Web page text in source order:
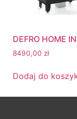
DEFRO HOME
8490,00 zł
Dodaj do